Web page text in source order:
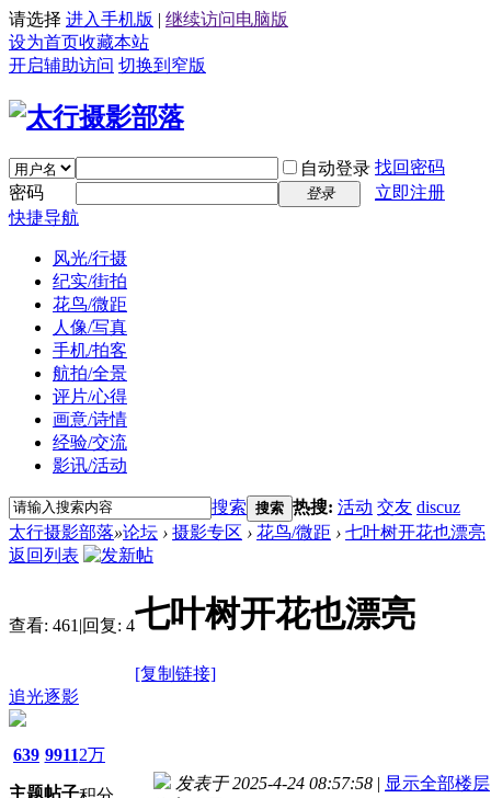
请选择 进入手机版 | 继续访问电脑版
设为首页收藏本站
开启辅助访问 切换到窄版
自动登录 找回密码
密码
登录
立即注册
快捷导航
风光/行摄
纪实/街拍
花鸟/微距
人像/写真
手机/拍客
航拍/全景
评片/心得
画意/诗情
经验/交流
影讯/活动
搜索 搜索 热搜: 活动 交友 discuz
太行摄影部落»论坛 › 摄影专区 › 花鸟/微距 › 七叶树开花也漂亮
返回列表
查看: 461 |回复: 4七叶树开花也漂亮
[复制链接]
追光逐影
639
主题
9911
帖子
2万
发表于 2025-4-24 08:57:58 | 显示全部楼层